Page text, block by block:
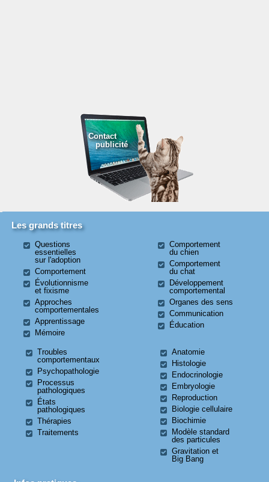
Contact
publicité
Les grands titres
Questions
essentielles
sur l'adoption
Comportement
Évolutionnisme
et fixisme
Approches
comportementales
Apprentissage
Mémoire
Comportement
du chien
Comportement
du chat
Développement
comportemental
Organes des sens
Communication
Éducation
Troubles
comportementaux
Psychopathologie
Processus
pathologiques
États
pathologiques
Thérapies
Traitements
Anatomie
Histologie
Endocrinologie
Embryologie
Reproduction
Biologie cellulaire
Biochimie
Modèle standard
des particules
Gravitation et
Big Bang